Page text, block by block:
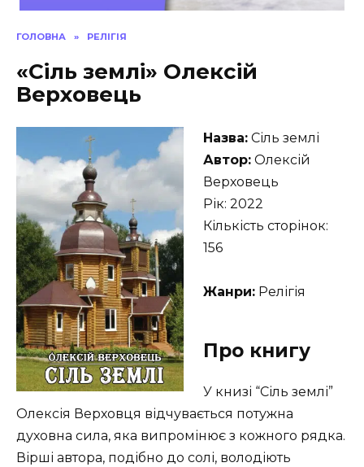
ГОЛОВНА » РЕЛІГІЯ
«Сіль землі» Олексій
Верховець
Назва: Сіль землі
Автор: Олексій
Верховець
Рік: 2022
Кількість сторінок:
156
Жанри: Релігія
Про книгу
У книзі “Сіль землі”
Олексія Верховця відчувається потужна
духовна сила, яка випромінює з кожного рядка.
Вірші автора, подібно до солі, володіють